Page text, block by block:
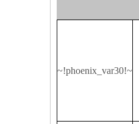
~!phoenix_var30!~